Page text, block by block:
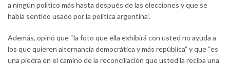
a ningún político más hasta después de las elecciones y que se
había sentido usado por la política argentina”.
Además, opinó que “la foto que ella exhibirá con usted no ayuda a
los que quieren alternancia democrática y más república” y que “es
una piedra en el camino de la reconciliación que usted la reciba una